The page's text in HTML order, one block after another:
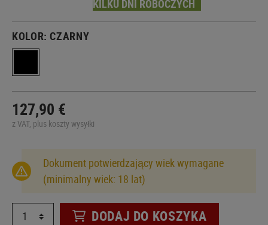
KILKU DNI ROBOCZYCH
KOLOR: CZARNY
127,90 €
z VAT, plus koszty wysyłki
Dokument potwierdzający wiek wymagane
(minimalny wiek: 18 lat)
DODAJ DO KOSZYKA